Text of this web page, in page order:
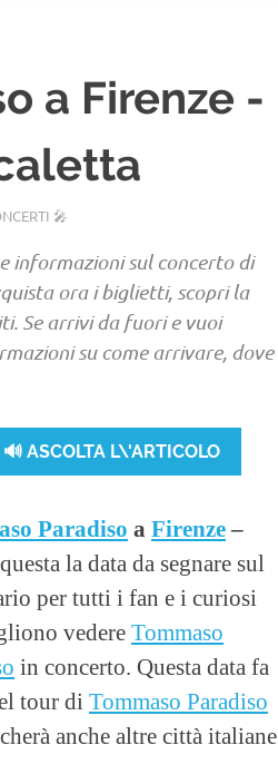
a Firenze -
🎤
informazioni sul concerto di
ora i biglietti, scopri la
Se arrivi da fuori e vuoi
su come arrivare, dove
🔊 ASCOLTA L\'ARTICOLO
Paradiso a Firenze–
, questa la data da segnare sul
per tutti i fan e i curiosi
vedere Tommaso
in concerto. Questa data fa
tour di Tommaso Paradiso
anche altre città italiane